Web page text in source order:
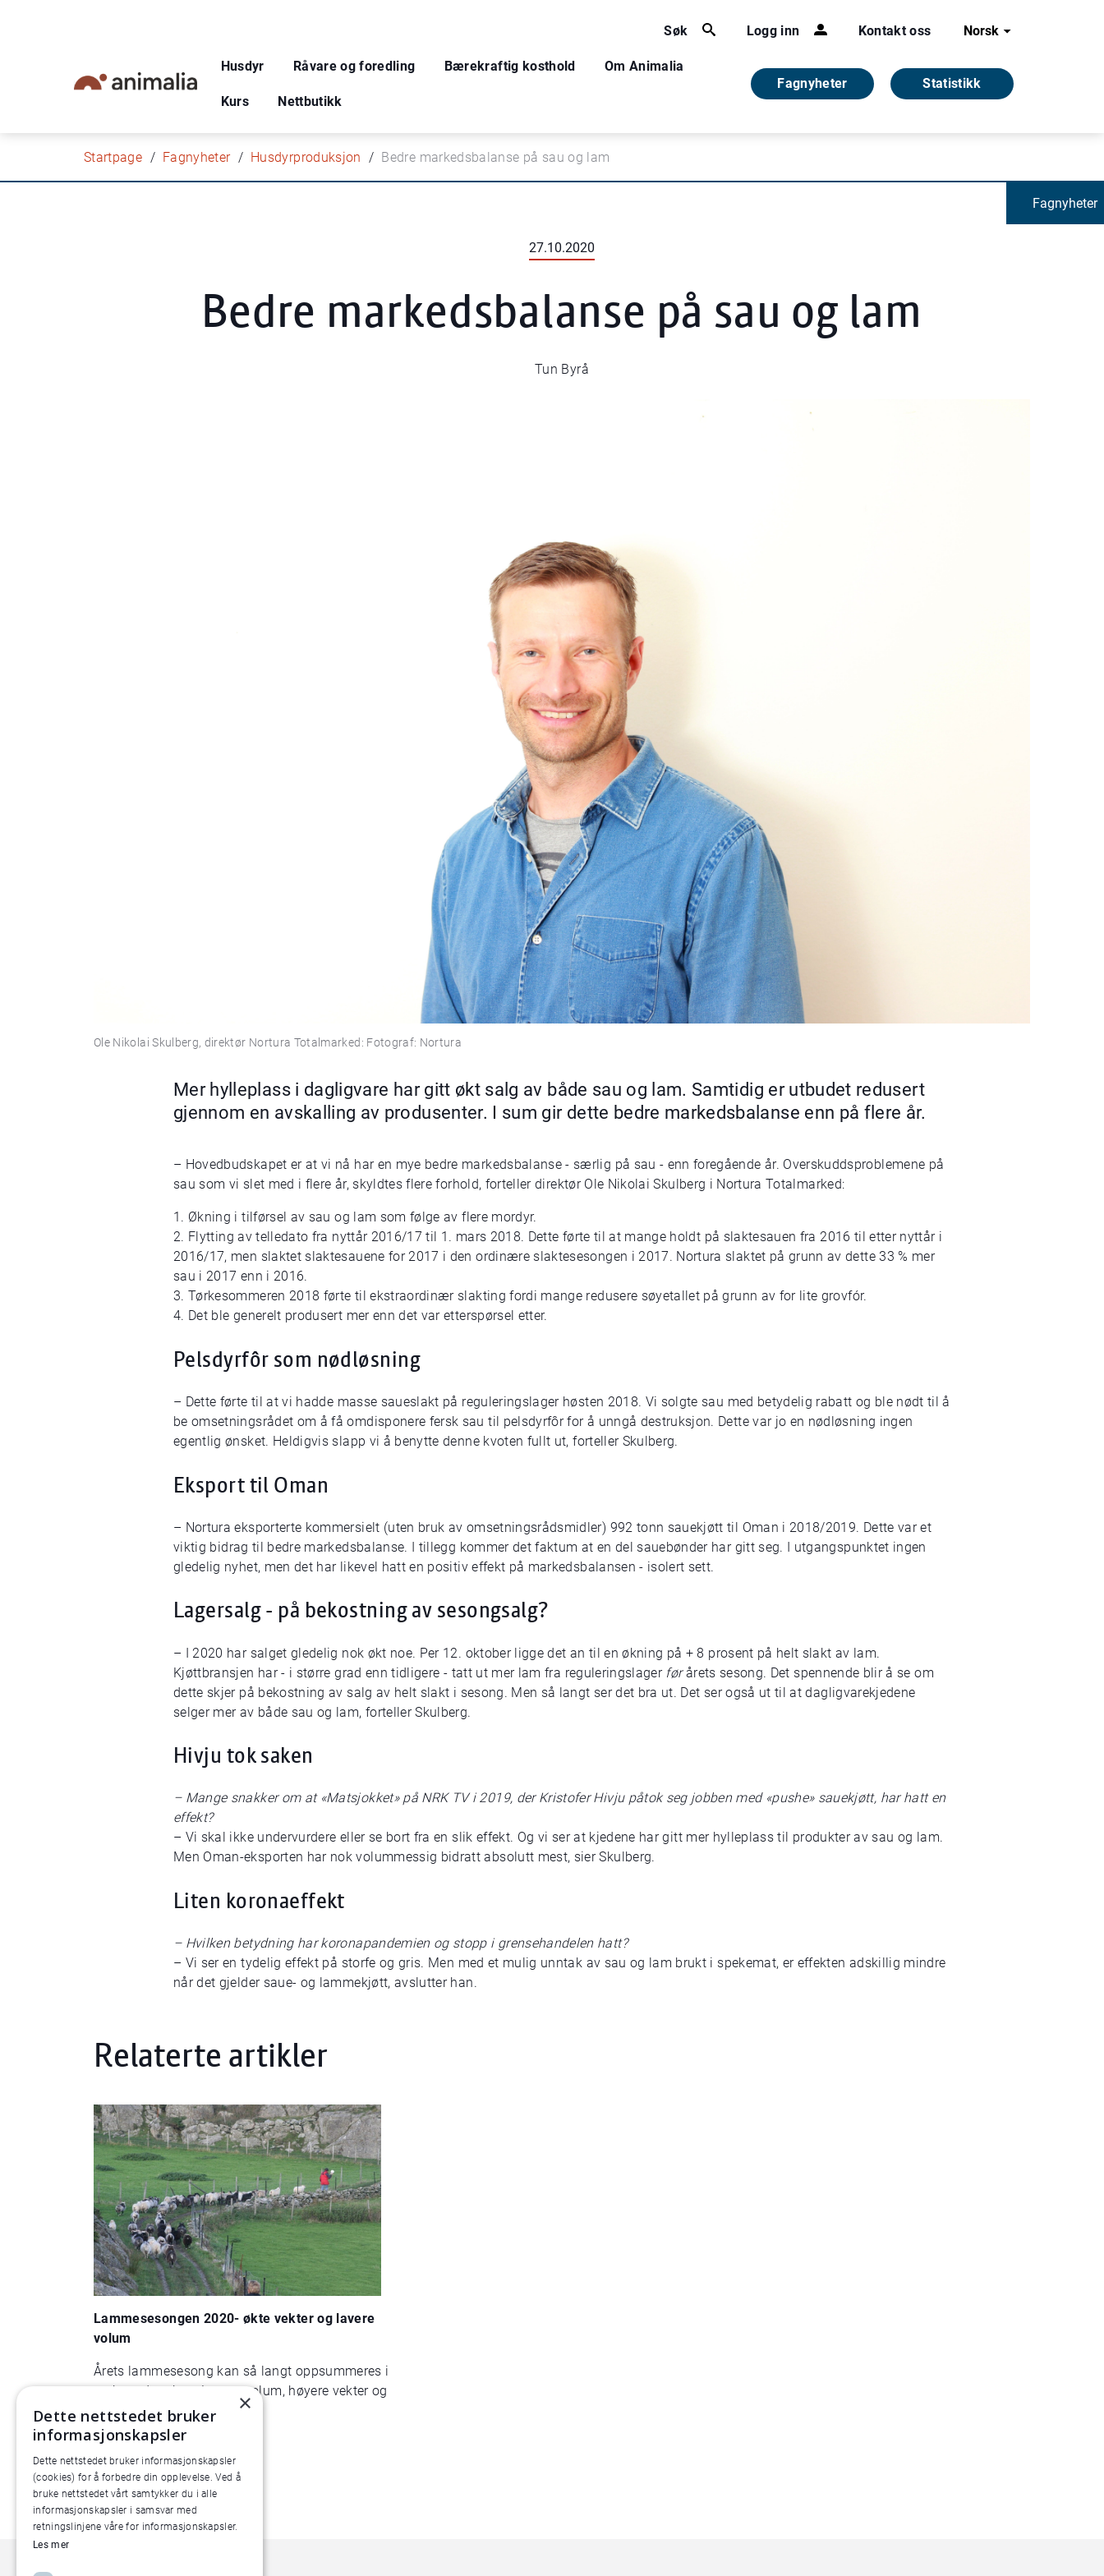
Søk Logg inn Kontakt oss Norsk
Husdyr Råvare og foredling Bærekraftig kosthold Om Animalia
Kurs Nettbutikk
Fagnyheter Statistikk
Startpage Fagnyheter Husdyrproduksjon Bedre markedsbalanse på sau og lam
Fagnyheter
27.10.2020
Bedre markedsbalanse på sau og lam
Tun Byrå
Ole Nikolai Skulberg, direktør Nortura Totalmarked: Fotograf: Nortura
Mer hylleplass i dagligvare har gitt økt salg av både sau og lam. Samtidig er utbudet redusert
gjennom en avskalling av produsenter. I sum gir dette bedre markedsbalanse enn på flere år.
– Hovedbudskapet er at vi nå har en mye bedre markedsbalanse - særlig på sau - enn foregående år. Overskuddsproblemene på
sau som vi slet med i flere år, skyldtes flere forhold, forteller direktør Ole Nikolai Skulberg i Nortura Totalmarked:
1. Økning i tilførsel av sau og lam som følge av flere mordyr.
2. Flytting av telledato fra nyttår 2016/17 til 1. mars 2018. Dette førte til at mange holdt på slaktesauen fra 2016 til etter nyttår i
2016/17, men slaktet slaktesauene for 2017 i den ordinære slaktesesongen i 2017. Nortura slaktet på grunn av dette 33 % mer
sau i 2017 enn i 2016.
3. Tørkesommeren 2018 førte til ekstraordinær slakting fordi mange redusere søyetallet på grunn av for lite grovfór.
4. Det ble generelt produsert mer enn det var etterspørsel etter.
Pelsdyrfôr som nødløsning
– Dette førte til at vi hadde masse saueslakt på reguleringslager høsten 2018. Vi solgte sau med betydelig rabatt og ble nødt til å
be omsetningsrådet om å få omdisponere fersk sau til pelsdyrfôr for å unngå destruksjon. Dette var jo en nødløsning ingen
egentlig ønsket. Heldigvis slapp vi å benytte denne kvoten fullt ut, forteller Skulberg.
Eksport til Oman
– Nortura eksporterte kommersielt (uten bruk av omsetningsrådsmidler) 992 tonn sauekjøtt til Oman i 2018/2019. Dette var et
viktig bidrag til bedre markedsbalanse. I tillegg kommer det faktum at en del sauebønder har gitt seg. I utgangspunktet ingen
gledelig nyhet, men det har likevel hatt en positiv effekt på markedsbalansen - isolert sett.
Lagersalg - på bekostning av sesongsalg?
– I 2020 har salget gledelig nok økt noe. Per 12. oktober ligge det an til en økning på + 8 prosent på helt slakt av lam.
Kjøttbransjen har - i større grad enn tidligere - tatt ut mer lam fra reguleringslagerførårets sesong. Det spennende blir å se om
dette skjer på bekostning av salg av helt slakt i sesong. Men så langt ser det bra ut. Det ser også ut til at dagligvarekjedene
selger mer av både sau og lam, forteller Skulberg.
Hivju tok saken
– Mange snakker om at «Matsjokket» på NRK TV i 2019, der Kristofer Hivju påtok seg jobben med «pushe» sauekjøtt, har hatt en
effekt?
– Vi skal ikke undervurdere eller se bort fra en slik effekt. Og vi ser at kjedene har gitt mer hylleplass til produkter av sau og lam.
Men Oman-eksporten har nok volummessig bidratt absolutt mest, sier Skulberg.
Liten koronaeffekt
– Hvilken betydning har koronapandemien og stopp i grensehandelen hatt?
– Vi ser en tydelig effekt på storfe og gris. Men med et mulig unntak av sau og lam brukt i spekemat, er effekten adskillig mindre
når det gjelder saue- og lammekjøtt, avslutter han.
Relaterte artikler
Lammesesongen 2020- økte vekter og lavere
volum
Årets lammesesong kan så langt oppsummeres i
tre hovedpunkter: Lavere volum, høyere vekter og
god klassifisering.
×
Dette nettstedet bruker
informasjonskapsler
Dette nettstedet bruker informasjonskapsler
(cookies) for å forbedre din opplevelse. Ved å
bruke nettstedet vårt samtykker du i alle
informasjonskapsler i samsvar med
retningslinjene våre for informasjonskapsler.
Les mer